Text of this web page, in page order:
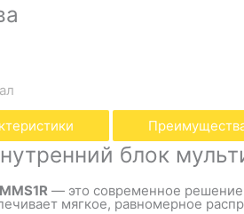
блок
— это современное решение
мягкое, равномерное